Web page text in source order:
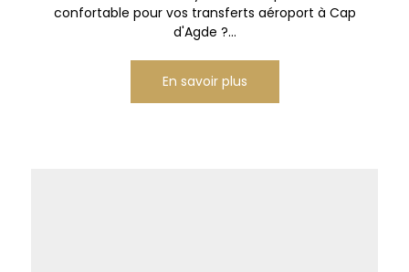
confortable pour vos transferts aéroport à Cap
d'Agde ?...
En savoir plus